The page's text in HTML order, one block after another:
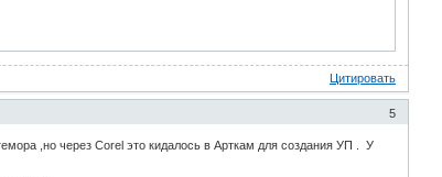
Цитировать
5
,но через Corel это кидалось в Арткам для создания УП . У